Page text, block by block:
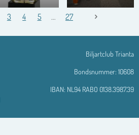
3 4 5 27
Biljartclub Trianta
Bondsnummer: 10608
IBAN: NL94 RABO 0138.3987.39